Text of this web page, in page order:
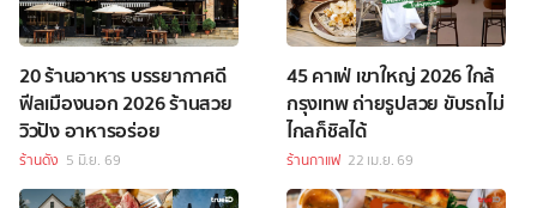
20 ร้านอาหาร บรรยากาศดี
ฟีลเมืองนอก 2026 ร้านสวย
วิวปัง อาหารอร่อย
ร้านดัง 5 มิ.ย. 69
45 คาเฟ่ เขาใหญ่ 2026 ใกล้
กรุงเทพ ถ่ายรูปสวย ขับรถไม่
ไกลก็ชิลได้
ร้านกาแฟ 22 เม.ย. 69